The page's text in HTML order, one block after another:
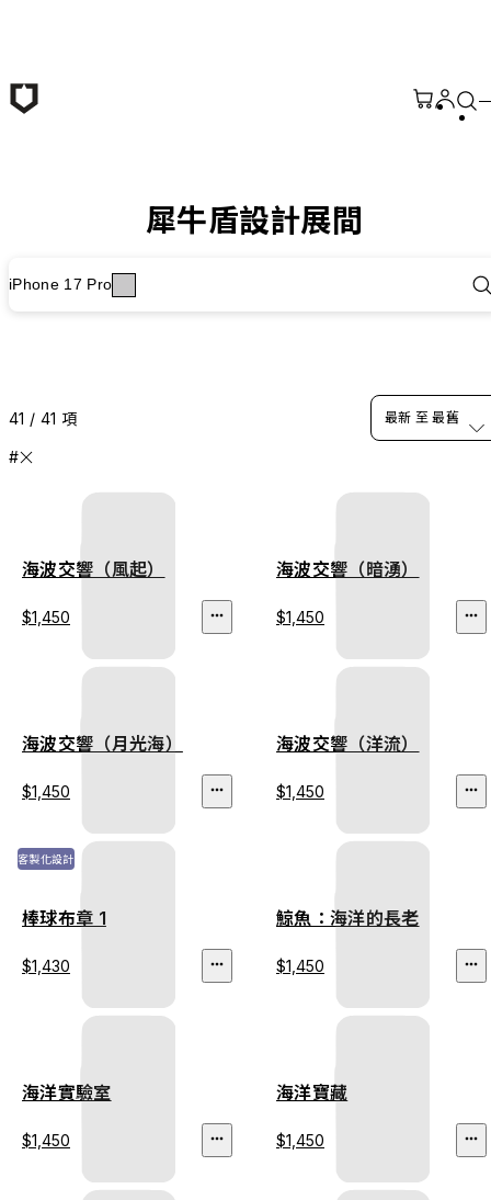
犀牛盾設計展間
iPhone 17 Pro
41 / 41 項
#
最新 至 最舊
海波交響（風起）
$1,450
海波交響（暗湧）
$1,450
海波交響（月光海）
$1,450
海波交響（洋流）
$1,450
客製化設計
棒球布章 1
$1,430
鯨魚：海洋的長老
$1,450
海洋實驗室
$1,450
海洋寶藏
$1,450